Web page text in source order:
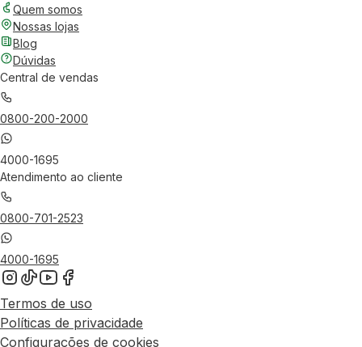
Quem somos
Nossas lojas
Blog
Dúvidas
Central de vendas
0800-200-2000
4000-1695
Atendimento ao cliente
0800-701-2523
4000-1695
Termos de uso
Políticas de privacidade
Configurações de cookies